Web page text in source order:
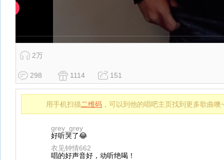
2万
298 1114 151
用手机扫描二维码 ，可以到他的唱吧主页找到更多歌曲噢
grey_grey
好听哭了😂
衣见钟情662
唱的好声音好，动听绝喝！